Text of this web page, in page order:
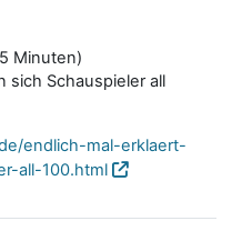
Minuten)
sich Schauspieler all
endlich-mal-erklaert-
all-100.html